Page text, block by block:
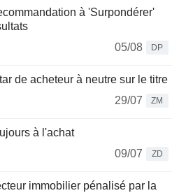
à 'Surpondérer'
05/08
DP
de acheteur à neutre sur le titre
29/07
ZM
à l'achat
09/07
ZD
immobilier pénalisé par la